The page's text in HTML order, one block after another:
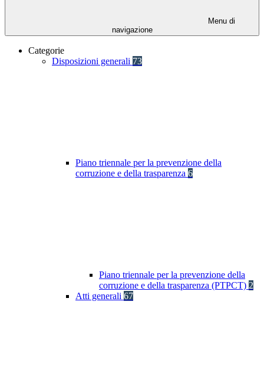
Menu di
navigazione
Categorie
Disposizioni generali 73
Piano triennale per la prevenzione della
corruzione e della trasparenza 6
Piano triennale per la prevenzione della
corruzione e della trasparenza (PTPCT) 2
Atti generali 67